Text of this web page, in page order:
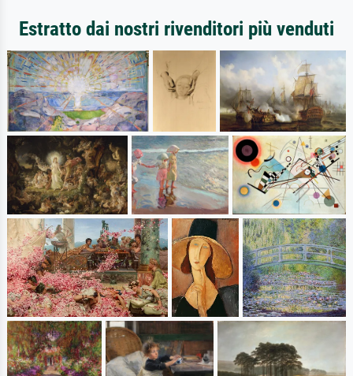
Estratto dai nostri rivenditori più venduti